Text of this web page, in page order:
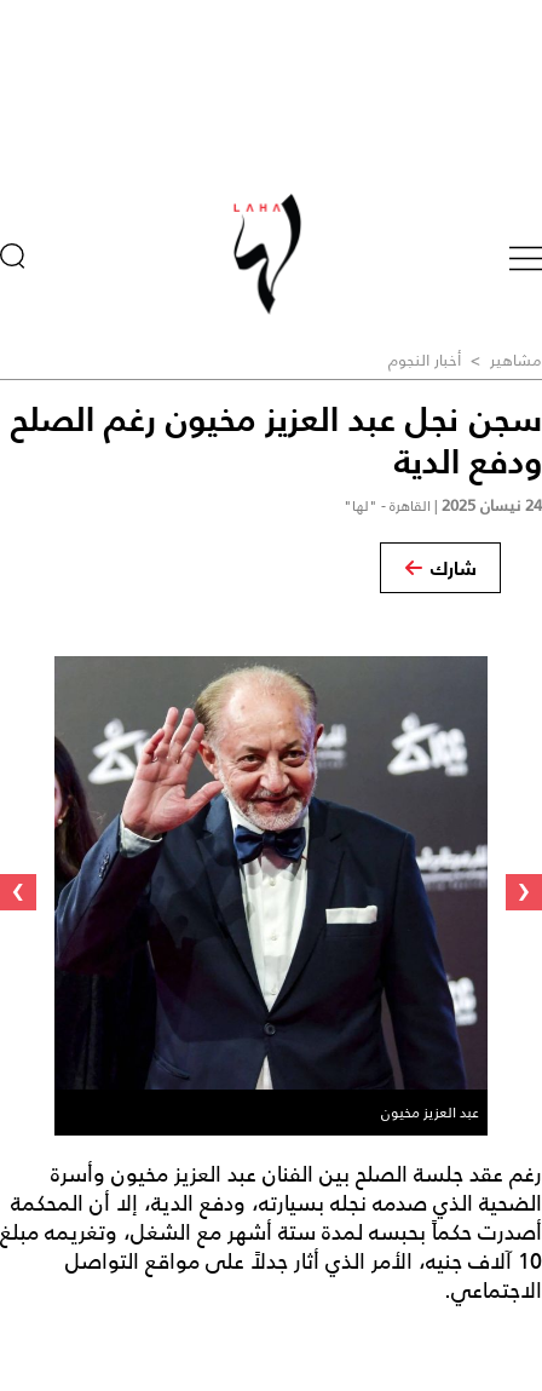
مشاهير > أخبار النجوم
سجن نجل عبد العزيز مخيون رغم الصلح
ودفع الدية
24 نيسان 2025 | القاهرة - "لها"
شارك
عبد العزيز مخيون
‹
›
رغم عقد جلسة الصلح بين الفنان عبد العزيز مخيون وأسرة
الضحية الذي صدمه نجله بسيارته، ودفع الدية، إلا أن المحكمة
أصدرت حكماً بحبسه لمدة ستة أشهر مع الشغل، وتغريمه مبلغ
10 آلاف جنيه، الأمر الذي أثار جدلاً على مواقع التواصل
الاجتماعي.